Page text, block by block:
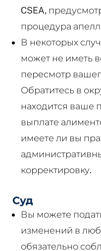
CSEA,
процедура
В некоторых
может не иметь
пересмотр
Обратитесь в
находится ваше
выплате
имеете ли вы
корректировку.
Суд
Вы можете
изменений в
обязательно